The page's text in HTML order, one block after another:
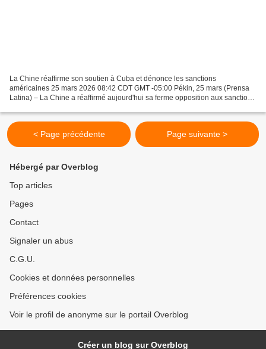
La Chine réaffirme son soutien à Cuba et dénonce les sanctions
américaines 25 mars 2026 08:42 CDT GMT -05:00 Pékin, 25 mars (Prensa
Latina) – La Chine a réaffirmé aujourd'hui sa ferme opposition aux sanctions
< Page précédente Page suivante >
Hébergé par Overblog
Top articles
Pages
Contact
Signaler un abus
C.G.U.
Cookies et données personnelles
Préférences cookies
Voir le profil de anonyme sur le portail Overblog
Créer un blog sur Overblog